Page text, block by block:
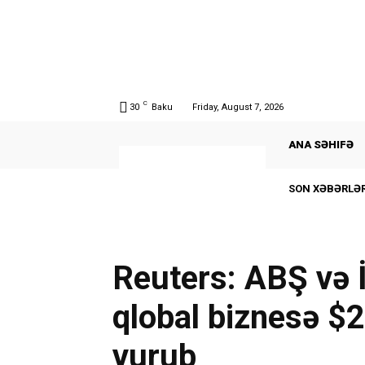
30 C Baku Friday, August 7, 2026
ANA SƏHIFƏ
SON
Reuters: ABŞ və
qlobal biznesə
vurub